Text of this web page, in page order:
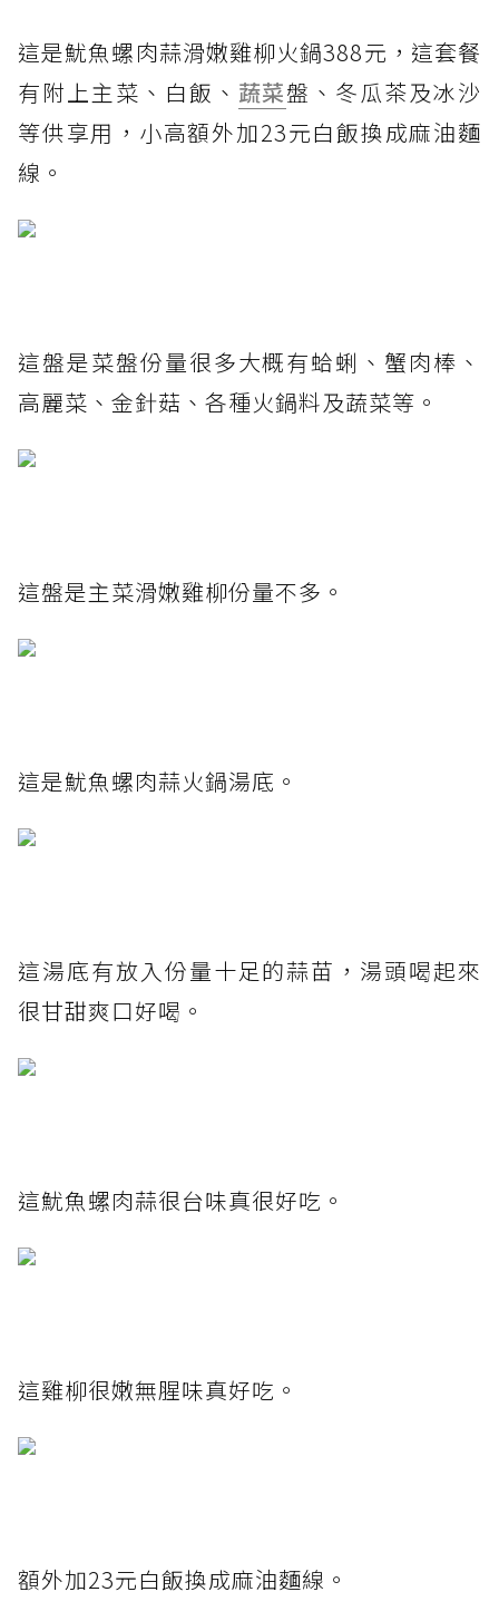
這是魷魚螺肉蒜滑嫩雞柳火鍋388元，這套餐
有附上主菜、白飯、 蔬菜盤、冬瓜茶及冰沙
等供享用，小高額外加23元白飯換成麻油麵
線。
這盤是菜盤份量很多大概有蛤蜊、蟹肉棒、
高麗菜、金針菇、各種火鍋料及蔬菜等。
這盤是主菜滑嫩雞柳份量不多。
這是魷魚螺肉蒜火鍋湯底。
這湯底有放入份量十足的蒜苗，湯頭喝起來
很甘甜爽口好喝。
這魷魚螺肉蒜很台味真很好吃。
這雞柳很嫩無腥味真好吃。
額外加23元白飯換成麻油麵線。